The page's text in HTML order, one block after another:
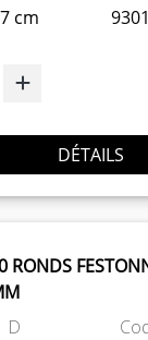
cm
DÉTAILS
RONDS
D